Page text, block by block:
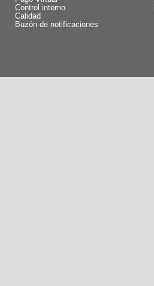
Control interno
Calidad
Buzón de notificaciones